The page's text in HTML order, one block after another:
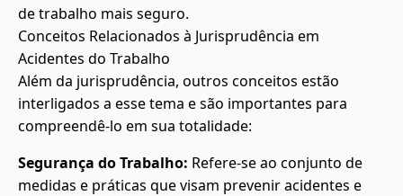
de trabalho mais seguro.
Conceitos Relacionados à Jurisprudência em
Acidentes do Trabalho
Além da jurisprudência, outros conceitos estão
interligados a esse tema e são importantes para
compreendê-lo em sua totalidade:
Segurança do Trabalho: Refere-se ao conjunto de
medidas e práticas que visam prevenir acidentes e